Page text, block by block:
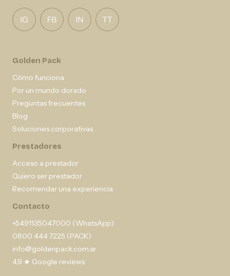
Golden Pack
Cómo funciona
Por un mundo dorado
Preguntas frecuentes
Blog
Soluciones corporativas
Prestadores
Acceso a prestador
Quiero ser prestador
Recomendar una experiencia
Contacto
+5491135047000 (WhatsApp)
0800 444 7225 (PACK)
info@goldenpack.com.ar
4,9 ★ Google reviews